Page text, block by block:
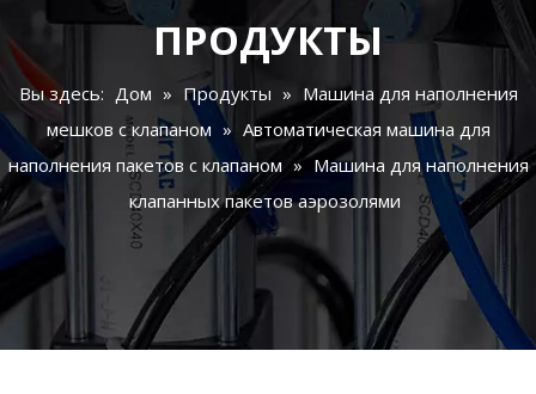
ПРОДУКТЫ
Вы здесь: Дом » Продукты » Машина для наполнения
мешков с клапаном » Автоматическая машина для
наполнения пакетов с клапаном » Машина для наполнения
клапанных пакетов аэрозолями